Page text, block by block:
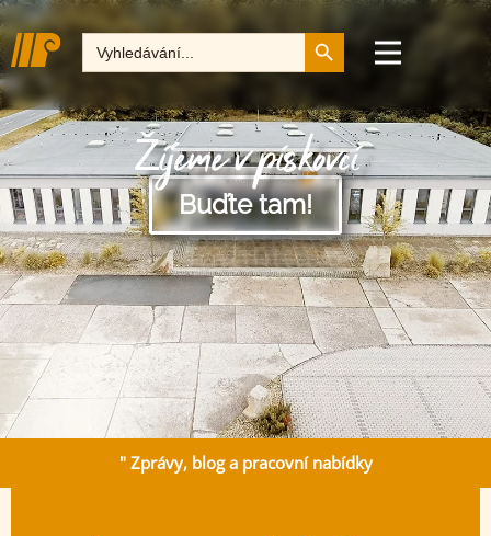
Hledat: Tlačítko pro
Žijeme v pískovci
Buďte tam!
" Zprávy, blog a pracovní nabídky